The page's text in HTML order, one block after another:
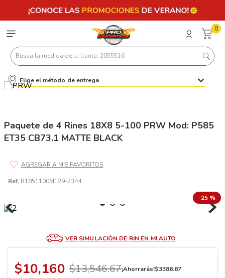
0
Busca la medida de tu llanta: 2055516
Elige el método de entrega
Paquete de 4 Rines 18X8 5-100 PRW Mod: P585
ET35 CB73.1 MATTE BLACK
Ref. R1851100M129-7344
-25 %
VER SIMULACIÓN DE RIN EN MI AUTO
$10,160 $13,546.67¡Ahorrarás!$3386.67
Términos más buscados
3.235
7 245
9.195